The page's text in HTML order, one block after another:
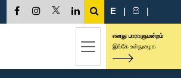
E | සි |
எனது பாராளுமன்றம்
இங்கே உள்நுழைக